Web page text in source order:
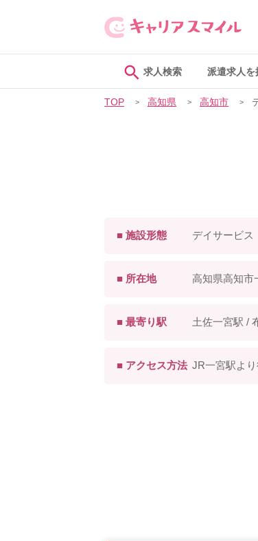
求人検索 派遣求人を
TOP 高知県 高知市
■ 施設形態 デイサービス
■ 所在地 高知県高知市
■ 最寄り駅 土佐一宮駅 /
■ アクセス方法 JR一宮駅よ